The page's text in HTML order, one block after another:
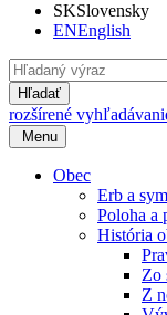
SKSlovensky
ENEnglish
Hľadať
rozšírené
Menu
Obec
Erb a
Poloha a
História
Zo
Z